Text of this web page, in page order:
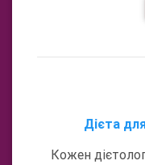
Дієта
Кожен